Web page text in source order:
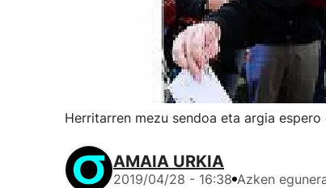
Herritarren mezu sendoa eta argia espero
AMAIA URKIA
2019/04/28 - 16:38 Azken